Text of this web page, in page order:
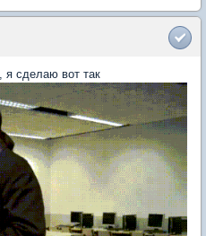
я сделаю вот так